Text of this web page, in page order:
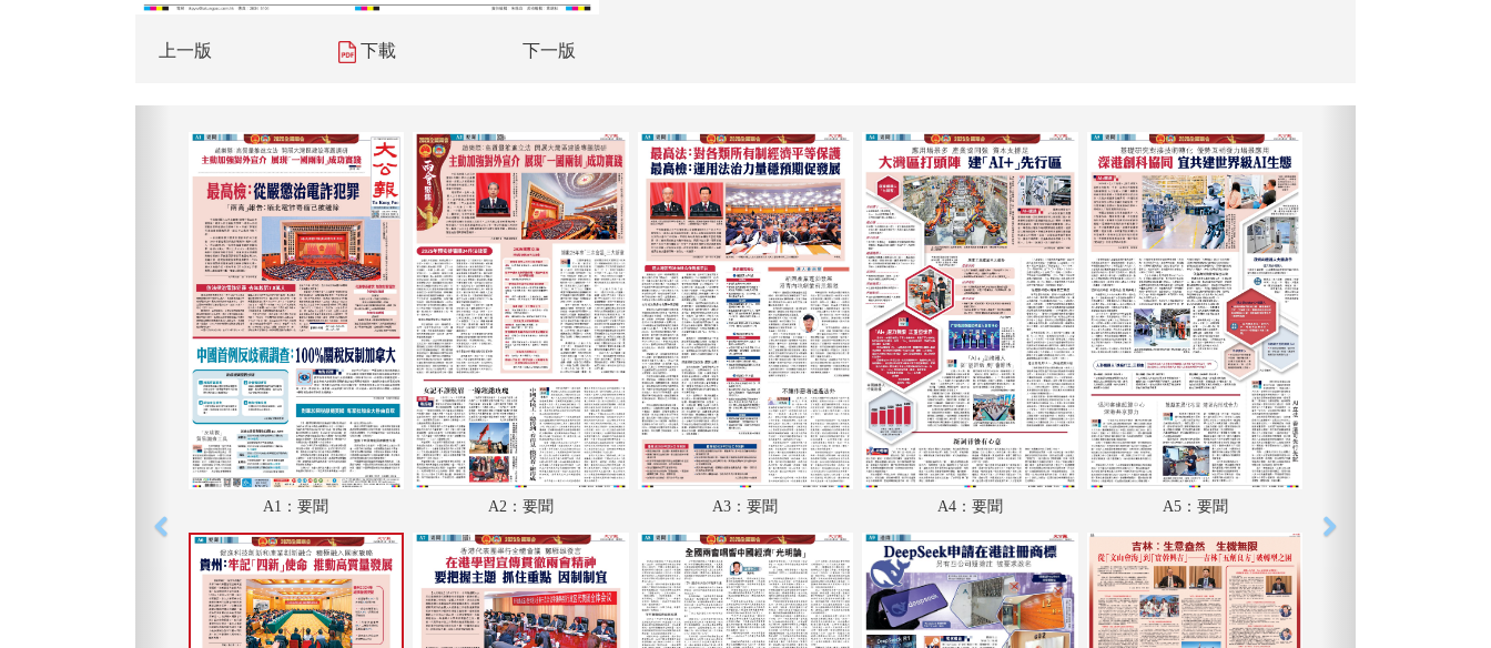
上一版 下載 下一版
A18：體育
A19：國際
A20：國際
B1：體育
B2：文化
B3：副刊
B4：體育
A1：要聞 A2：要聞 A3：要聞 A4：要聞 A5：要聞